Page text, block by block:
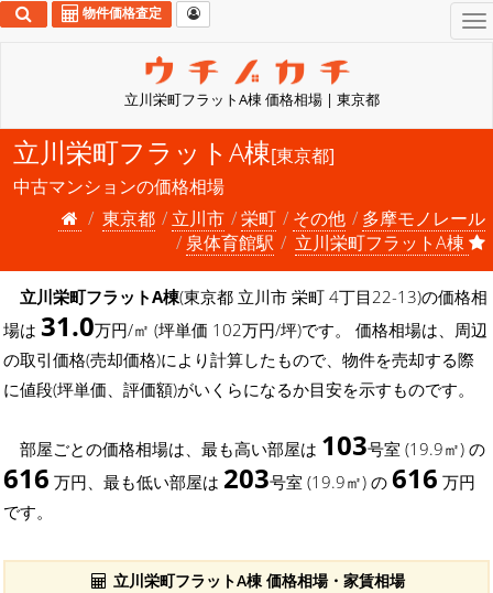
立川栄町フラットA棟 価格相場 | 東京都
物件価格査定
立川栄町フラットA棟[東京都]
中古マンションの価格相場
東京都
立川市 栄町 その他
多摩モノレール
泉体育館駅
立川栄町フラットA棟
立川栄町フラットA棟(東京都 立川市 栄町 4丁目22-13)の価格相
場は 31.0万円/㎡ (坪単価 102万円/坪)です。 価格相場は、周辺
の取引価格(売却価格)により計算したもので、物件を売却する際
に値段(坪単価、評価額)がいくらになるか目安を示すものです。
部屋ごとの価格相場は、最も高い部屋は 103号室 (19.9㎡) の
616 万円、最も低い部屋は 203号室 (19.9㎡) の 616 万円
です。
立川栄町フラットA棟 価格相場・家賃相場